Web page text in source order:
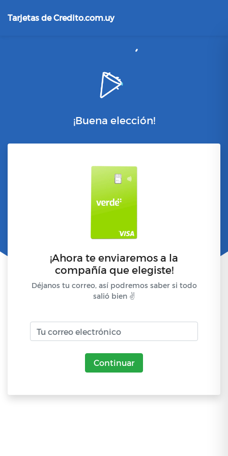
Tarjetas de Credito.com.uy
¡Buena elección!
¡Ahora te enviaremos a la
compañía que elegiste!
Déjanos tu correo, así podremos saber si todo
salió bien ✌
Continuar